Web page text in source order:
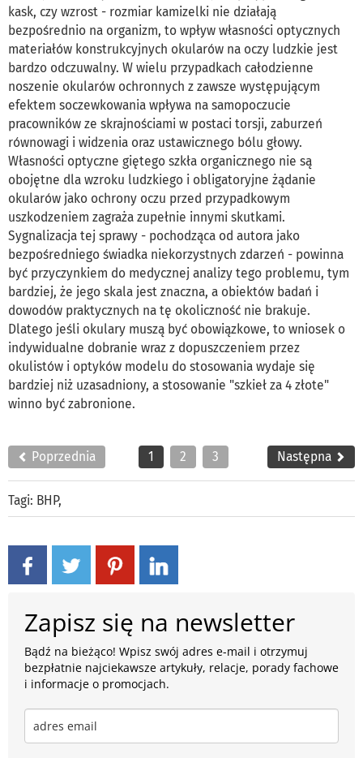
kask, czy wzrost - rozmiar kamizelki nie działają
bezpośrednio na organizm, to wpływ własności optycznych
materiałów konstrukcyjnych okularów na oczy ludzkie jest
bardzo odczuwalny. W wielu przypadkach całodzienne
noszenie okularów ochronnych z zawsze występującym
efektem soczewkowania wpływa na samopoczucie
pracowników ze skrajnościami w postaci torsji, zaburzeń
równowagi i widzenia oraz ustawicznego bólu głowy.
Własności optyczne giętego szkła organicznego nie są
obojętne dla wzroku ludzkiego i obligatoryjne żądanie
okularów jako ochrony oczu przed przypadkowym
uszkodzeniem zagraża zupełnie innymi skutkami.
Sygnalizacja tej sprawy - pochodząca od autora jako
bezpośredniego świadka niekorzystnych zdarzeń - powinna
być przyczynkiem do medycznej analizy tego problemu, tym
bardziej, że jego skala jest znaczna, a obiektów badań i
dowodów praktycznych na tę okoliczność nie brakuje.
Dlatego jeśli okulary muszą być obowiązkowe, to wniosek o
indywidualne dobranie wraz z dopuszczeniem przez
okulistów i optyków modelu do stosowania wydaje się
bardziej niż uzasadniony, a stosowanie "szkieł za 4 złote"
winno być zabronione.
Poprzednia 1 2 3 Następna
Tagi: BHP,
Zapisz się na newsletter
Bądź na bieżąco! Wpisz swój adres e-mail i otrzymuj
bezpłatnie najciekawsze artykuły, relacje, porady fachowe
i informacje o promocjach.